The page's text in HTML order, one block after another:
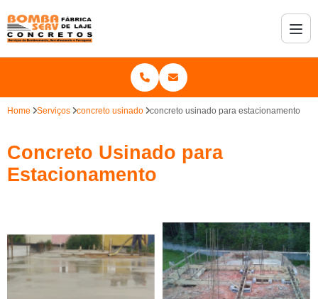
Home Serviços concreto usinado concreto usinado para estacionamento
Concreto Usinado para
Estacionamento